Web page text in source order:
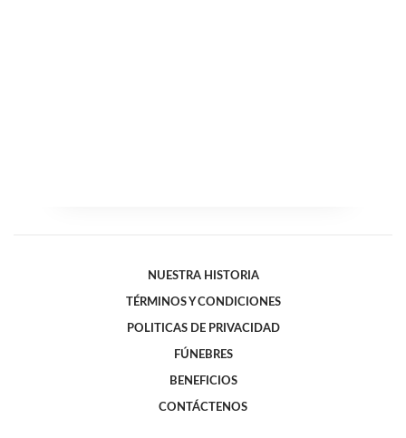
NUESTRA HISTORIA
TÉRMINOS Y CONDICIONES
POLITICAS DE PRIVACIDAD
FÚNEBRES
BENEFICIOS
CONTÁCTENOS